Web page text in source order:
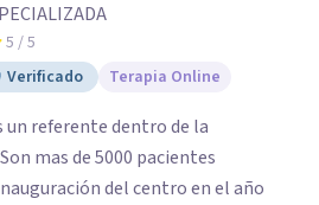
5 / 5
Verificado
Terapia Online
referente dentro de la
mas de 5000 pacientes
del centro en el año